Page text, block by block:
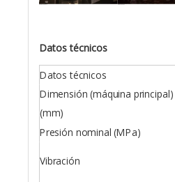
Datos técnicos
Datos técnicos
Dimensión (máquina principal)
(mm)
Presión nominal (MPa)
Vibración